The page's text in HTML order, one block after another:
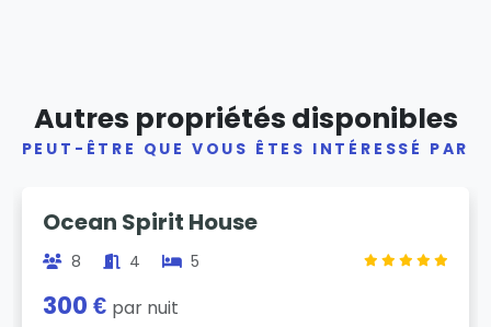
Autres propriétés disponibles
PEUT-ÊTRE QUE VOUS ÊTES INTÉRESSÉ PAR
Ocean Spirit House
8 4 5
300 € par nuit